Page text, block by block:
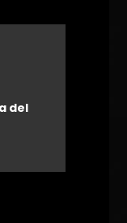
del